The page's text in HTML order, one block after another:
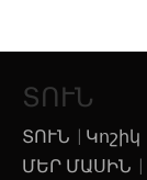
ՏՈՒՆ
ՏՈՒՆ | Կոշիկ
ՄԵՐ ՄԱՍԻՆ |